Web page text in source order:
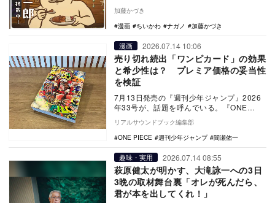
ハチワレによるレビューなど遊び心満載の
ページが話題。
加藤かづき
漫画
ちいかわ ナガノ 加藤かづき
漫画 2026.07.14 10:06
売り切れ続出「ワンピカード」の効果
と希少性は？ プレミア価格の妥当性
を検証
7月13日発売の『週刊少年ジャンプ』2026
年33号が、話題を呼んでいる。『ONE
PIECE』連載29周年記念のカード「モン
キ…
リアルサウンドブック編集部
ONE PIECE
週刊少年ジャンプ 間瀬佑一
趣味・実用 2026.07.14 08:55
萩原健太が明かす、大滝詠一への3日
3晩の取材舞台裏「オレが死んだら、
君が本を出してくれ！」